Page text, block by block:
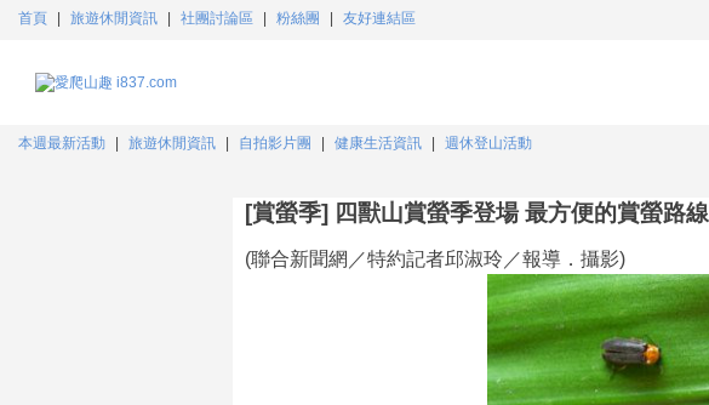
首頁 旅遊休閒資訊 社團討論區 粉絲團 友好連結區
本週最新活動 旅遊休閒資訊 自拍影片團 健康生活資訊 週休登山活動
[賞螢季] 四獸山賞螢季登場 最方便的賞螢路線
(聯合新聞網／特約記者邱淑玲／報導．攝影)